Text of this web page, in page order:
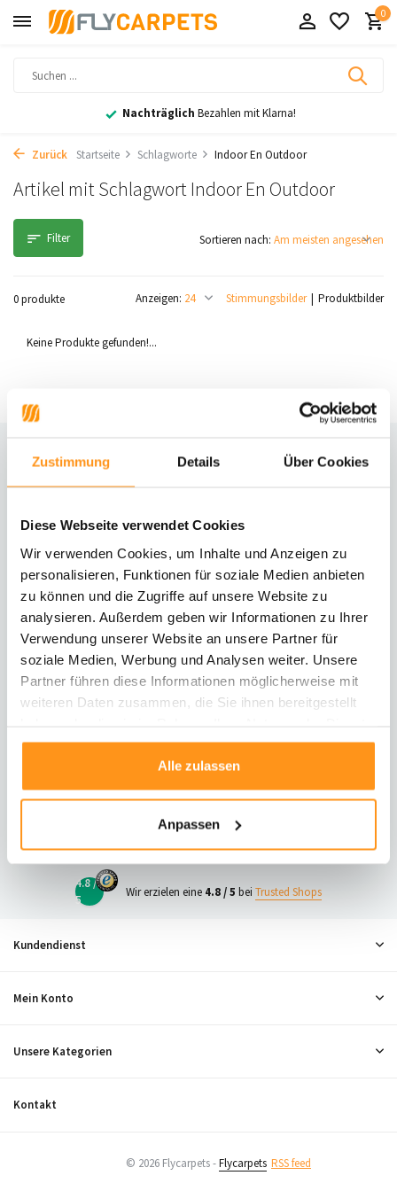
Zustimmung Details Über Cookies
Diese Webseite verwendet Cookies
Wir verwenden Cookies, um Inhalte und Anzeigen zu
personalisieren, Funktionen für soziale Medien anbieten
zu können und die Zugriffe auf unsere Website zu
analysieren. Außerdem geben wir Informationen zu Ihrer
Verwendung unserer Website an unsere Partner für
soziale Medien, Werbung und Analysen weiter. Unsere
Partner führen diese Informationen möglicherweise mit
weiteren Daten zusammen, die Sie ihnen bereitgestellt
gesammelt haben.
Alle zulassen
Anpassen
0
Nachträglich Bezahlen mit Klarna!
Zurück Startseite Schlagworte Indoor En Outdoor
Artikel mit Schlagwort Indoor En Outdoor
Filter
0 produkte Stimmungsbilder Produktbilder
Anzeigen:
Sortieren nach:
Keine Produkte gefunden!...
Informationen zur Rücksendung
Direkt chatten
Mit einem Mitarbeiter chatten
E-Mail senden
vragen@flycarpets.nl
Telefonischer Kontakt
23
4.8 /
5
Wir erzielen eine 4.8 / 5 bei Trusted Shops
Kundendienst
Mein Konto
Unsere Kategorien
Kontakt
© 2026 Flycarpets -Flycarpets RSS feed